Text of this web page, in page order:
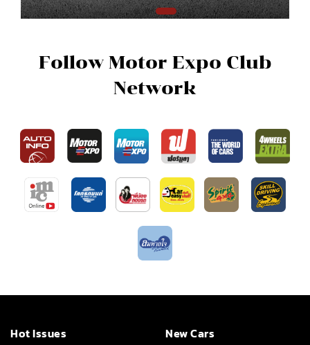
Follow Motor Expo Club
Network
Hot Issues
New Cars